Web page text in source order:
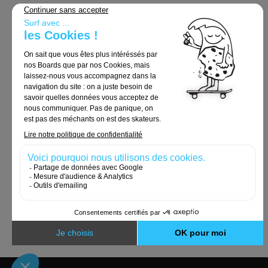
Support
Conditions Générales de Vente
Livraison & Retours
Mentions légales
Politique de confidentialité
Politique de cookies
Commandes et retours
Nous contacter
Cookies et données personnelles